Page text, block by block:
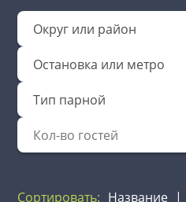
Округ или район
Остановка или метро
Тип парной
Сортировать: Название